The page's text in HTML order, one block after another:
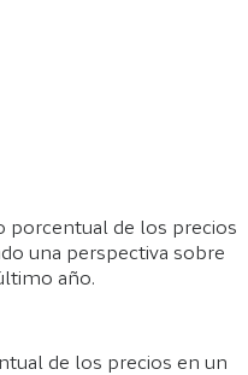
porcentual de los precios
una perspectiva sobre
año.
de los precios en un